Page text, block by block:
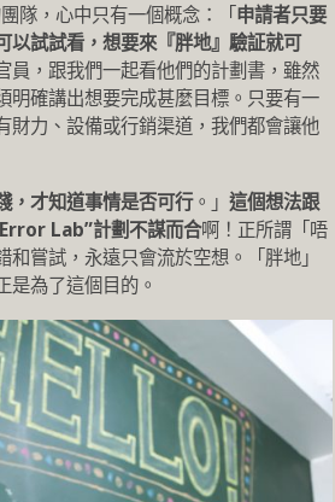
隊，心中只有一個概念：「申請者只要
以試試看，想要來『胖地』驗証就可
員，跟我們一起看他們的計劃書，雖然
明確講出想要完成甚麼目標。只要有一
財力、設備或行銷渠道，我們都會讓他
，才知道事情是否可行。」 這個想法跟
Lab”計劃不謀而合啊！正所謂「唔
嘗試，永遠只會流於空想。「胖地」
是為了這個目的。